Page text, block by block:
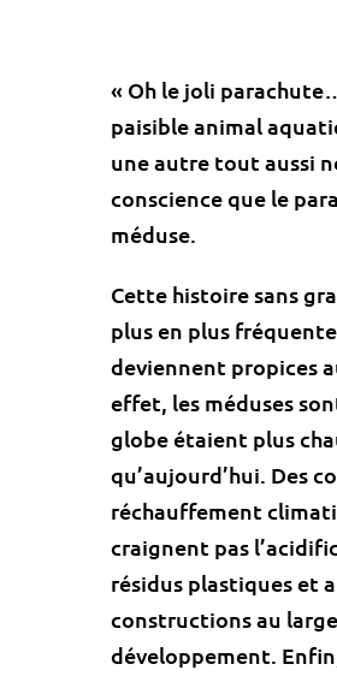
« Oh le joli
paisible animal
une autre tout aussi
conscience que le
méduse.
Cette histoire sans
plus en plus
deviennent propices
effet, les méduses
globe étaient plus
qu’aujourd’hui. Des
réchauffement
craignent pas
résidus plastiques et
constructions au
développement.